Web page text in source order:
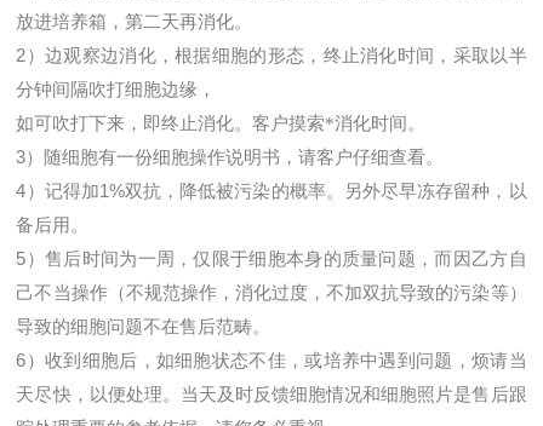
放进培养箱，第二天再消化。
2）边观察边消化，根据细胞的形态，终止消化时间，采取以半
分钟间隔吹打细胞边缘，
如可吹打下来，即终止消化。客户摸索*消化时间。
3）随细胞有一份细胞操作说明书，请客户仔细查看。
4）记得加1%双抗，降低被污染的概率。另外尽早冻存留种，以
备后用。
5）售后时间为一周，仅限于细胞本身的质量问题，而因乙方自
己不当操作（不规范操作，消化过度，不加双抗导致的污染等）
导致的细胞问题不在售后范畴。
6）收到细胞后，如细胞状态不佳，或培养中遇到问题，烦请当
天尽快，以便处理。当天及时反馈细胞情况和细胞照片是售后跟